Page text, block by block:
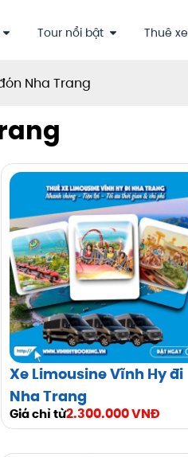
Tour nổi bật Thuê xe
Nha Trang
Xe Limousine Vĩnh Hy đi
Nha Trang
Giá chỉ từ2.300.000 VNĐ